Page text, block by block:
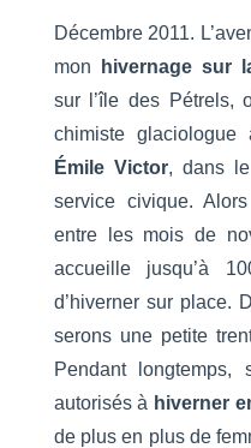
Décembre 2011.
mon
hivernage sur
sur l’île des Pétrels,
chimiste glaciologue
Émile Victor, dans le
service civique.
entre les mois de
accueille jusqu’à
d’hiverner sur place.
serons une petite
Pendant longtemps,
autorisés à hiverner
de plus en plus de